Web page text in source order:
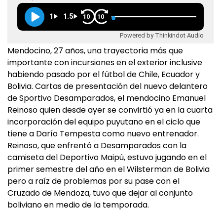
1 1.5 10 10
Powered by Thinkindot Audio
Mendocino, 27 años, una trayectoria más que
importante con incursiones en el exterior inclusive
habiendo pasado por el fútbol de Chile, Ecuador y
Bolivia. Cartas de presentación del nuevo delantero
de Sportivo Desamparados, el mendocino Emanuel
Reinoso quien desde ayer se convirtió ya en la cuarta
incorporación del equipo puyutano en el ciclo que
tiene a Darío Tempesta como nuevo entrenador.
Reinoso, que enfrentó a Desamparados con la
camiseta del Deportivo Maipú, estuvo jugando en el
primer semestre del año en el Wilsterman de Bolivia
pero a raíz de problemas por su pase con el
Cruzado de Mendoza, tuvo que dejar al conjunto
boliviano en medio de la temporada.